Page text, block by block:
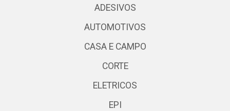
ADESIVOS
AUTOMOTIVOS
CASA E CAMPO
CORTE
ELETRICOS
EPI